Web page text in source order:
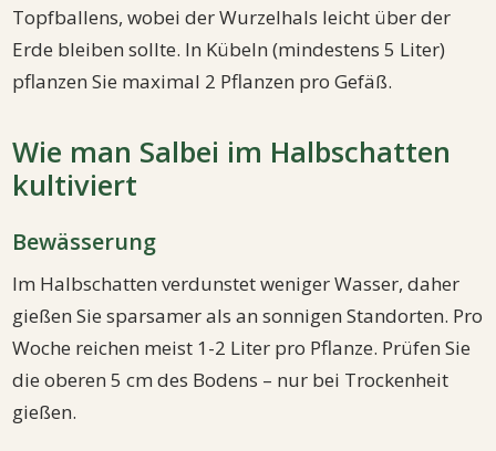
Topfballens, wobei der Wurzelhals leicht über der
Erde bleiben sollte. In Kübeln (mindestens 5 Liter)
pflanzen Sie maximal 2 Pflanzen pro Gefäß.
Wie man Salbei im Halbschatten
kultiviert
Bewässerung
Im Halbschatten verdunstet weniger Wasser, daher
gießen Sie sparsamer als an sonnigen Standorten. Pro
Woche reichen meist 1-2 Liter pro Pflanze. Prüfen Sie
die oberen 5 cm des Bodens – nur bei Trockenheit
gießen.